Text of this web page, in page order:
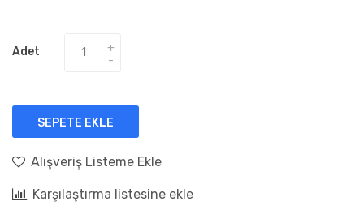
Adet
SEPETE EKLE
Alışveriş Listeme Ekle
Karşılaştırma listesine ekle